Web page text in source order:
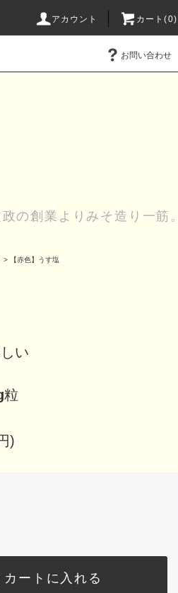
アカウント カート(0)
お問い合わせ
の創業よりみそ造り一筋。
> 【赤色】うす塩
い
粒
)
カートに入れる